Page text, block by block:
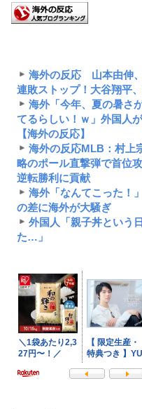
海外の反応 山本由伸
連敗ストップ！大谷翔平
海外「今年、夏の暑さ
てるらしい！ｗ」外国人
【海外の反応】
海外の反応MLB：村上
略のポール直撃弾で首位
逆転勝利に貢献
海外「なんてこった！
の差に海外が大騒ぎ
外国人「親子丼という
た…」